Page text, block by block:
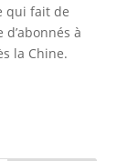
qui fait de
à
la Chine.